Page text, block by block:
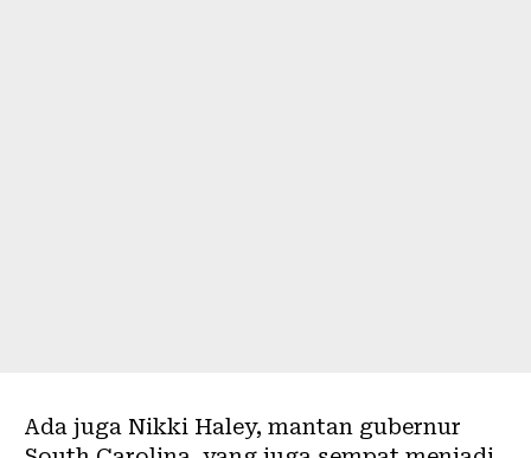
Ada juga Nikki Haley, mantan gubernur